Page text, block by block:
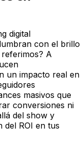
digital
con el brillo
A
un impacto real en
masivos que
conversiones ni
del show y
del ROI en tus